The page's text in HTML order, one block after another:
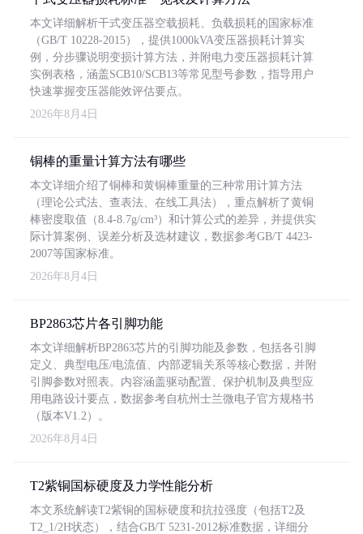
本文详细解析干式变压器空载损耗、负载损耗的国家标准
（GB/T 10228-2015），提供1000kVA变压器损耗计算实
例，分步骤说明变损计算方法，并附电力变压器损耗计算
实例表格，涵盖SCB10/SCB13等常见型号参数，指导用户
快速掌握变压器能效评估要点。
2026年8月4日
铜棒的重量计算方法有哪些
本文详细介绍了铜棒和黄铜棒重量的三种常用计算方法
（理论公式法、查表法、在线工具法），重点解析了黄铜
棒密度取值（8.4-8.7g/cm³）和计算公式的差异，并提供实
际计算案例、误差分析及选材建议，数据参考GB/T 4423-
2007等国家标准。
2026年8月4日
BP2863芯片各引脚功能
本文详细解析BP2863芯片的引脚功能及参数，包括各引脚
定义、典型电压/电流值、内部逻辑关系等核心数据，并附
引脚参数对照表。内容涵盖驱动配置、保护机制及典型应
用电路设计要点，数据参考自杭州士兰微电子官方规格书
（版本V1.2）。
2026年8月4日
T2紫铜国标硬度及力学性能分析
本文系统解读T2紫铜的国标硬度和抗拉强度（包括T2及
T2_1/2H状态），结合GB/T 5231-2012标准数据，详细分